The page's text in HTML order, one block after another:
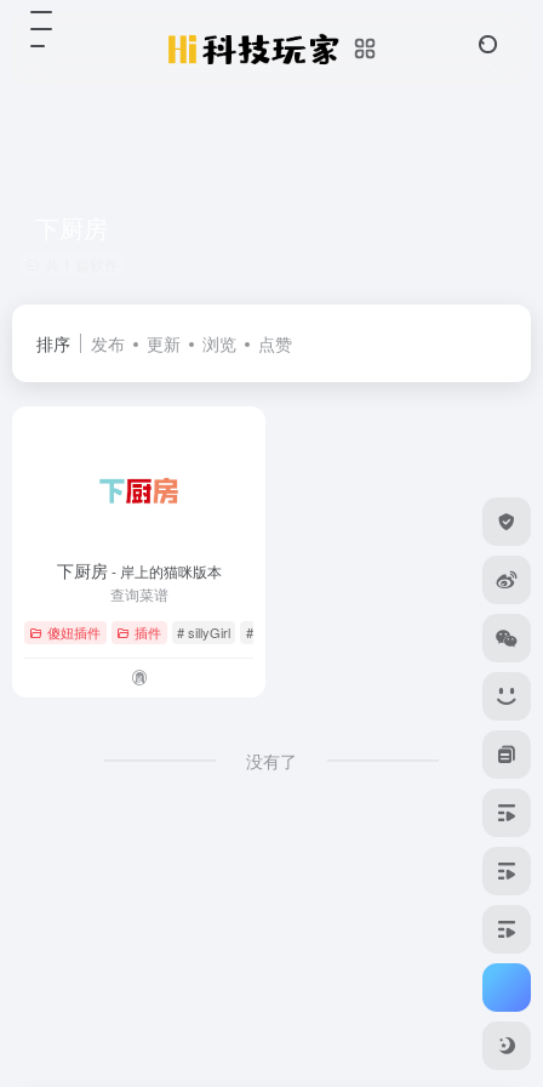
排序 发布 更新 浏览 点赞
下厨房- 岸上的猫咪版本
查询菜谱
傻妞插件 插件 # sillyGirl # 下厨房
没有了